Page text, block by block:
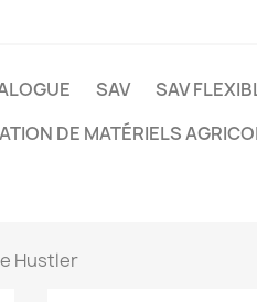
SAV
SAV
DE MATÉRIELS
Hustler